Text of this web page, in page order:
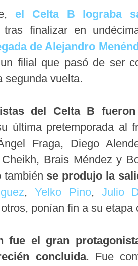
el Celta B lograba
tras finalizar en
de Alejandro
filial que pasó de ser
segunda vuelta.
del Celta B
última pretemporada al
Fraga, Diego
Brais Méndez y
también se produjo la
, Yelko Pino, Julio
ponían fin a su
fue el gran
concluida. Fue